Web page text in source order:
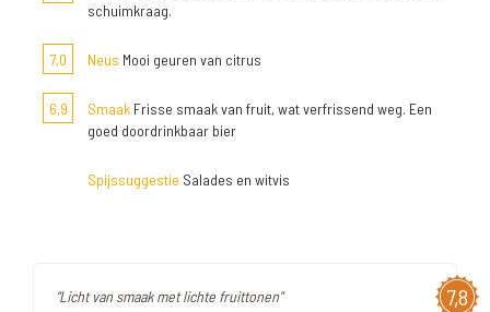
schuimkraag.
7,0 Neus Mooi geuren van citrus
6,9 Smaak Frisse smaak van fruit, wat verfrissend weg. Een
goed doordrinkbaar bier
Spijssuggestie Salades en witvis
7,8
"Licht van smaak met lichte fruittonen"